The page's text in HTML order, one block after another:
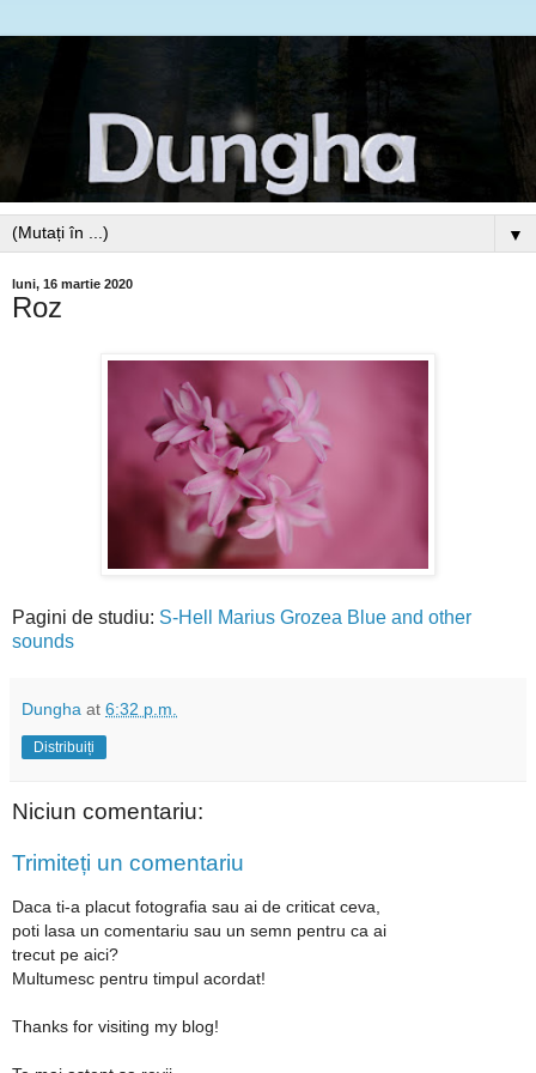
▼
luni, 16 martie 2020
Roz
Pagini de studiu: S-Hell Marius Grozea Blue and other
sounds
Dungha at 6:32 p.m.
Distribuiți
Niciun comentariu:
Trimiteți un comentariu
Daca ti-a placut fotografia sau ai de criticat ceva,
poti lasa un comentariu sau un semn pentru ca ai
trecut pe aici?
Multumesc pentru timpul acordat!
Thanks for visiting my blog!